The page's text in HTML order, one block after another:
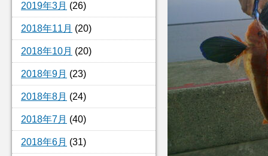
2019年3月 (26)
2018年11月 (20)
2018年10月 (20)
2018年9月 (23)
2018年8月 (24)
2018年7月 (40)
2018年6月 (31)